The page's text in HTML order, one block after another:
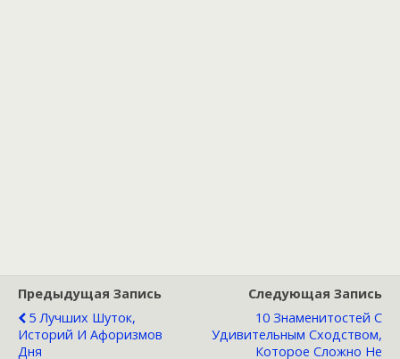
Предыдущая Запись
5 Лучших Шуток,
Историй И Афоризмов
Дня
Следующая Запись
10 Знаменитостей С
Удивительным Сходством,
Которое Сложно Не